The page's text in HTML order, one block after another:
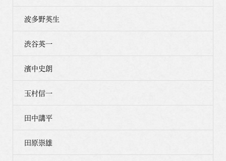
波多野英生
渋谷英一
濱中史朗
玉村信一
田中講平
田原崇雄